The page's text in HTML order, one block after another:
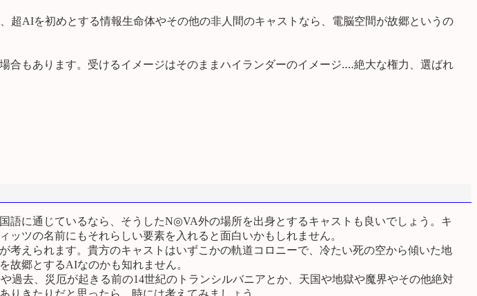
AIを初めとする情報生命体やその他の非人間のキャストなら、電脳空間が故郷というの
もあります。受けるイメージはそのままハイランダーのイメージ‥‥絶大な権力、選ばれ
に通じているなら、そうしたN◎VA外の場所を出身とするキャストも良いでしょう。キ
ツの名前にもそれらしい要素を入れると面白いかもしれません。
えられます。貴方のキャストはいずこかの軌道コロニーで、冷たい死の空から傾いた地
故郷とするAIなのかも知れません。
去、災厄が起きる前の14世紀のトランシルバニアとか、天国や地獄や魔界やその他絶対
きたりだと思ったら、時には考えてみましょう。